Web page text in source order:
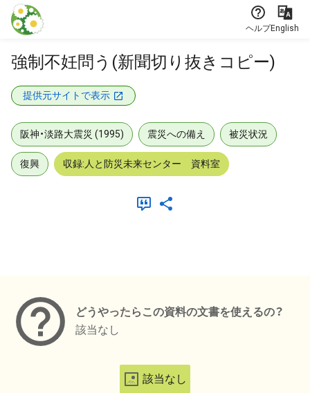
本文に飛ぶ
ヘルプEnglish
強制不妊問う(新聞切り抜きコピー)
提供元サイトで表示
阪神・淡路大震災 (1995) 震災への備え 被災状況
復興 収録:人と防災未来センター 資料室
どうやったらこの資料の文書を使えるの？
該当なし
該当なし